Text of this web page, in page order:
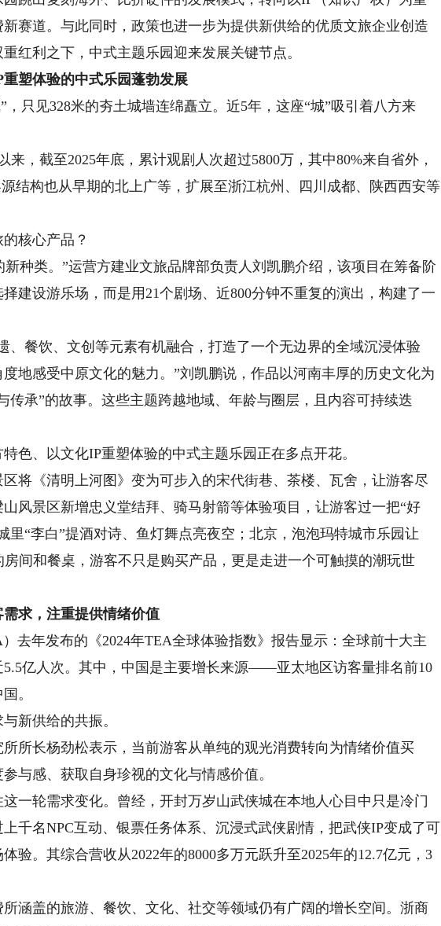
赛道。与此同时，政策也进一步为提供新供给的优质文旅企业创造
红利之下，中式主题乐园迎来发展关键节点。
塑体验的中式乐园蓬勃发展
只见328米的夯土城墙连绵矗立。近5年，这座“城”吸引着八方来
，截至2025年底，累计观剧人次超过5800万，其中80%来自省外，
结构也从早期的北上广等，扩展至浙江杭州、四川成都、陕西西安等
核心产品？
种类。”运营方建业文旅品牌部负责人刘凯鹏介绍，该项目在筹备阶
建设游乐场，而是用21个剧场、近800分钟不重复的演出，构建了一
餐饮、文创等元素有机融合，打造了一个无边界的全域沉浸体验
地感受中原文化的魅力。”刘凯鹏说，作品以河南丰厚的历史文化为
传承”的故事。这些主题跨越地域、年龄与圈层，且内容可持续迭
、以文化IP重塑体验的中式主题乐园正在多点开花。
《清明上河图》变为可步入的宋代街巷、茶楼、瓦舍，让游客尽
风景区新增忠义堂结拜、骑马射箭等体验项目，让游客过一把“好
里“李白”提酒对诗、鱼灯舞点亮夜空；北京，泡泡玛特城市乐园让
房间和餐桌，游客不只是购买产品，更是走进一个可触摸的潮玩世
求，注重提供情绪价值
年发布的《2024年TEA全球体验指数》报告显示：全球前十大主
5.5亿人次。其中，中国是主要增长来源——亚太地区访客量排名前10
。
新供给的共振。
长杨劲松表示，当前游客从单纯的观光消费转向为情绪价值买
与感、获取自身珍视的文化与情感价值。
轮需求变化。曾经，开封万岁山武侠城在本地人心目中只是冷门
千名NPC互动、银票任务体系、沉浸式武侠剧情，把武侠IP变成了可
验。其综合营收从2022年的8000多万元跃升至2025年的12.7亿元，3
盖的旅游、餐饮、文化、社交等领域仍有广阔的增长空间。浙商